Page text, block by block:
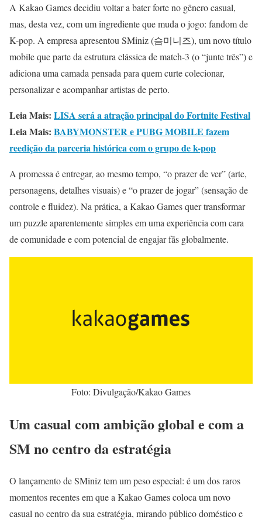
A Kakao Games decidiu voltar a bater forte no gênero casual,
mas, desta vez, com um ingrediente que muda o jogo: fandom de
K-pop. A empresa apresentou SMiniz (슴미니즈), um novo título
mobile que parte da estrutura clássica de match-3 (o “junte três”) e
adiciona uma camada pensada para quem curte colecionar,
personalizar e acompanhar artistas de perto.
Leia Mais: LISA será a atração principal do Fortnite Festival
Leia Mais: BABYMONSTER e PUBG MOBILE fazem
reedição da parceria histórica com o grupo de k-pop
A promessa é entregar, ao mesmo tempo, “o prazer de ver” (arte,
personagens, detalhes visuais) e “o prazer de jogar” (sensação de
controle e fluidez). Na prática, a Kakao Games quer transformar
um puzzle aparentemente simples em uma experiência com cara
de comunidade e com potencial de engajar fãs globalmente.
Foto: Divulgação/Kakao Games
Um casual com ambição global e com a
SM no centro da estratégia
O lançamento de SMiniz tem um peso especial: é um dos raros
momentos recentes em que a Kakao Games coloca um novo
casual no centro da sua estratégia, mirando público doméstico e